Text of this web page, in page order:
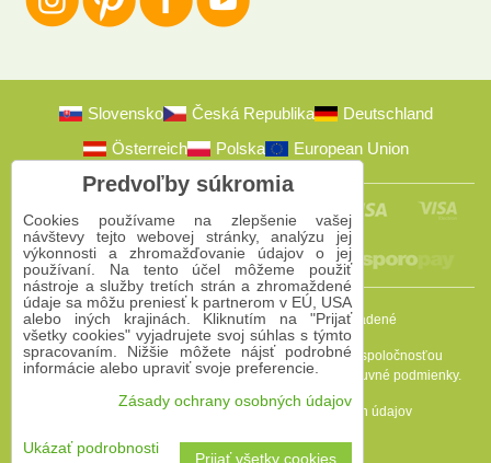
Slovensko Česká Republika
Deutschland
Österreich
Polska European Union
2009-2026 © Bomba s.r.o.Všetky práva vyhradené
Táto stránka je chránená programom reCAPTCHA a spoločnosťou
Google. PlatiaPravidlá ochrany osobných údajov Zmluvné podmienky.
Predvoľby súkromia
Zásady ochrany osobných údajov
Predvoľby súkromia
Cookies používame na zlepšenie vašej
návštevy tejto webovej stránky, analýzu jej
výkonnosti a zhromažďovanie údajov o jej
používaní. Na tento účel môžeme použiť
nástroje a služby tretích strán a zhromaždené
údaje sa môžu preniesť k partnerom v EÚ, USA
alebo iných krajinách. Kliknutím na "Prijať
všetky cookies" vyjadrujete svoj súhlas s týmto
spracovaním. Nižšie môžete nájsť podrobné
informácie alebo upraviť svoje preferencie.
Zásady ochrany osobných údajov
Ukázať podrobnosti
Prijať všetky cookies